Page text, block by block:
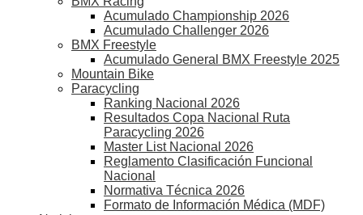
Acumulado Championship 2026
Acumulado Challenger 2026
BMX Freestyle
Acumulado General BMX Freestyle 2025
Mountain Bike
Paracycling
Ranking Nacional 2026
Resultados Copa Nacional Ruta
Paracycling 2026
Master List Nacional 2026
Reglamento Clasificación Funcional
Nacional
Normativa Técnica 2026
Formato de Información Médica (MDF)